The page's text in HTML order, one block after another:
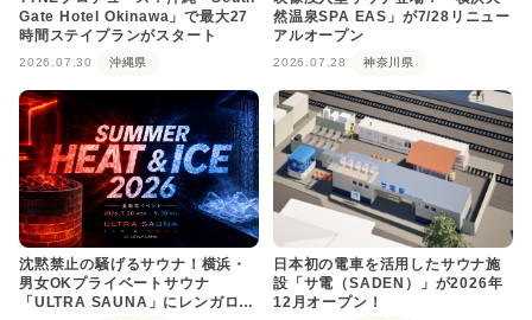
Gate Hotel Okinawa」で最大27
時間ステイプランがスタート
2026.07.30 沖縄県
然温泉SPA EAS」が7/28リニュー
アルオープン
2026.07.28 神奈川県
沈黙禁止の騒げるサウナ！横浜・
男女OKプライベートサウナ
「ULTRA SAUNA」にレンガロウ
日本初の電車を活用したサウナ施
設「サ電（SADEN）」が2026年
12月オープン！